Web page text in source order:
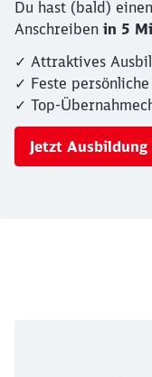
Du hast (bald)
Anschreiben in 5
✓ Attraktives
✓ Feste
✓ Top-
Jetzt Ausbildung